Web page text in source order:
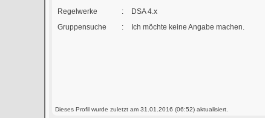
Regelwerke
:
DSA 4.x
Gruppensuche
: Ich möchte keine Angabe machen.
Dieses Profil wurde zuletzt am 31.01.2016 (06:52) aktualisiert.